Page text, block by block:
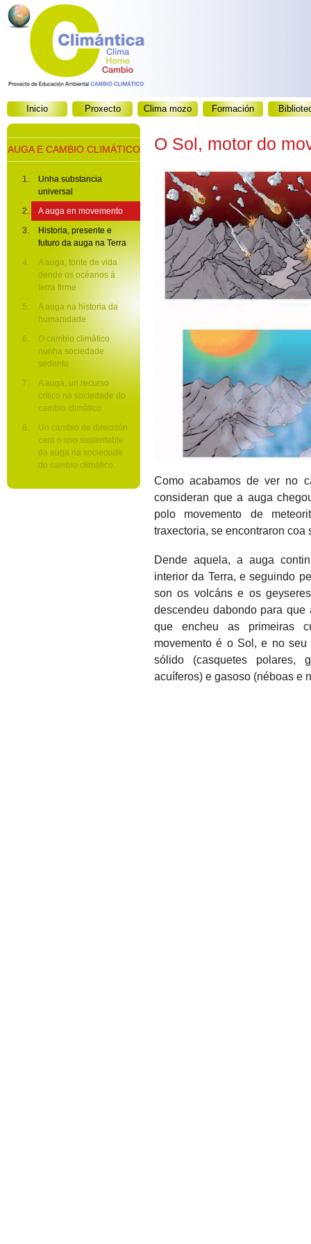
Inicio Proxecto Clima mozo Formación
AUGA E CAMBIO CLIMÁTICO
Unha substancia
universal
A auga en movemento
Historia, presente e
futuro da auga na Terra
A auga, fonte de vida
dende os océanos á
terra firme
A auga na historia da
humanidade
O cambio climático
nunha sociedade
sedenta
A auga, un recurso
crítico na sociedade do
cambio climático
Un cambio de dirección
cara o uso sustentable
da auga na sociedade
do cambio climático.
O Sol, motor do
Como acabamos de ver no
consideran que a auga
polo movemento de
traxectoria, se encontraron coa
Dende aquela, a auga
interior da Terra, e seguindo
son os volcáns e os
descendeu dabondo para
que encheu as primeiras
movemento é o Sol, e no seu
sólido (casquetes polares,
acuíferos) e gasoso (néboas e